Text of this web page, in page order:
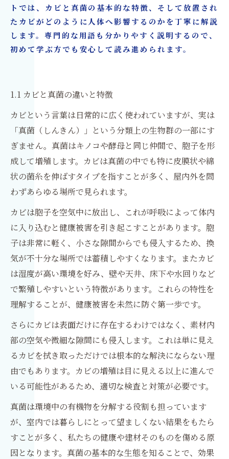
トでは、カビと真菌の基本的な特徴、そして放置され
たカビがどのように人体へ影響するのかを丁寧に解説
します。専門的な用語も分かりやすく説明するので、
初めて学ぶ方でも安心して読み進められます。
1.1 カビと真菌の違いと特徴
カビという言葉は日常的に広く使われていますが、実は
「真菌（しんきん）」という分類上の生物群の一部にす
ぎません。真菌はキノコや酵母と同じ仲間で、胞子を形
成して増殖します。カビは真菌の中でも特に皮膜状や綿
状の菌糸を伸ばすタイプを指すことが多く、屋内外を問
わずあらゆる場所で見られます。
カビは胞子を空気中に放出し、これが呼吸によって体内
に入り込むと健康被害を引き起こすことがあります。胞
子は非常に軽く、小さな隙間からでも侵入するため、換
気が不十分な場所では蓄積しやすくなります。またカビ
は湿度が高い環境を好み、壁や天井、床下や水回りなど
で繁殖しやすいという特徴があります。これらの特性を
理解することが、健康被害を未然に防ぐ第一歩です。
さらにカビは表面だけに存在するわけではなく、素材内
部の空気や微細な隙間にも侵入します。これは単に見え
るカビを拭き取っただけでは根本的な解決にならない理
由でもあります。カビの増殖は目に見える以上に進んで
いる可能性があるため、適切な検査と対策が必要です。
真菌は環境中の有機物を分解する役割も担っています
が、室内では暮らしにとって望ましくない結果をもたら
すことが多く、私たちの健康や建材そのものを傷める原
因となります。真菌の基本的な生態を知ることで、効果